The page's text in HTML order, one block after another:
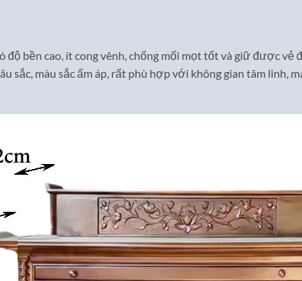
độ bền cao, ít cong vênh, chống mối mọt tốt và giữ được
sắc, màu sắc ấm áp, rất phù hợp với không gian tâm linh,